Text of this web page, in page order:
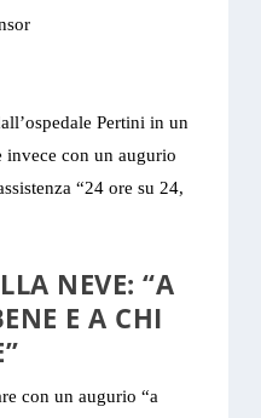
Pertini in un
con un augurio
“24 ore su 24,
NEVE: “A
E A CHI
con un augurio “a